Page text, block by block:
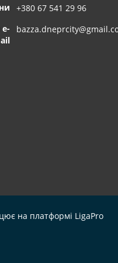
+380 67 541 29 96
на платформі LigaPro